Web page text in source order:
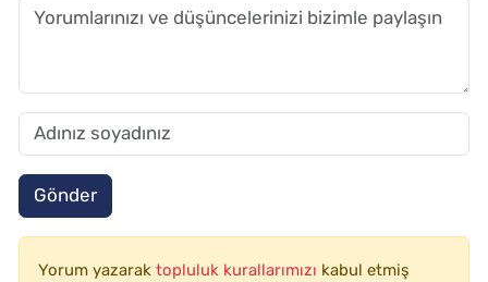
Gönder
Yorum yazarak topluluk kurallarımızı kabul etmiş